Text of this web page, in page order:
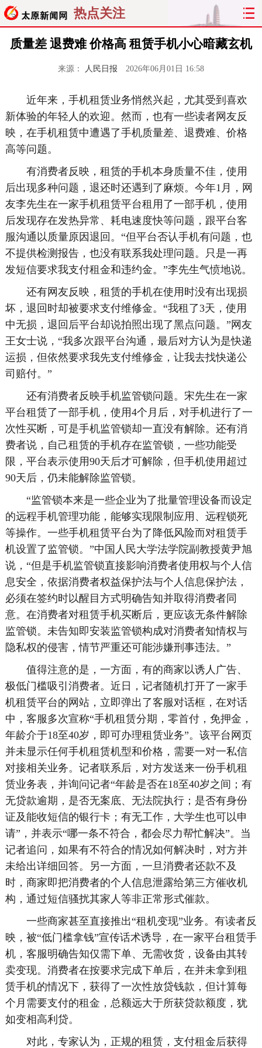
热点关注
质量差 退费难 价格高 租赁手机小心暗藏玄机
来源： 人民日报 2026年06月01日 16:58
近年来，手机租赁业务悄然兴起，尤其受到喜欢
新体验的年轻人的欢迎。然而，也有一些读者网友反
映，在手机租赁中遭遇了手机质量差、退费难、价格
高等问题。
有消费者反映，租赁的手机本身质量不佳，使用
后出现多种问题，退还时还遇到了麻烦。今年1月，网
友李先生在一家手机租赁平台租用了一部手机，使用
后发现存在发热异常、耗电速度快等问题，跟平台客
服沟通以质量原因退回。“但平台否认手机有问题，也
不提供检测报告，也没有联系我处理问题。只是一再
发短信要求我支付租金和违约金。”李先生气愤地说。
还有网友反映，租赁的手机在使用时没有出现损
坏，退回时却被要求支付维修金。“我租了3天，使用
中无损，退回后平台却说拍照出现了黑点问题。”网友
王女士说，“我多次跟平台沟通，最后对方认为是快递
运损，但依然要求我先支付维修金，让我去找快递公
司赔付。”
还有消费者反映手机监管锁问题。宋先生在一家
平台租赁了一部手机，使用4个月后，对手机进行了一
次性买断，可是手机监管锁却一直没有解除。还有消
费者说，自己租赁的手机存在监管锁，一些功能受
限，平台表示使用90天后才可解除，但手机使用超过
90天后，仍未能解除监管锁。
“监管锁本来是一些企业为了批量管理设备而设定
的远程手机管理功能，能够实现限制应用、远程锁死
等操作。一些手机租赁平台为了降低风险而对租赁手
机设置了监管锁。”中国人民大学法学院副教授黄尹旭
说，“但是手机监管锁直接影响消费者使用权与个人信
息安全，依据消费者权益保护法与个人信息保护法，
必须在签约时以醒目方式明确告知并取得消费者同
意。在消费者对租赁手机买断后，更应该无条件解除
监管锁。未告知即安装监管锁构成对消费者知情权与
隐私权的侵害，情节严重还可能涉嫌刑事违法。”
值得注意的是，一方面，有的商家以诱人广告、
极低门槛吸引消费者。近日，记者随机打开了一家手
机租赁平台的网站，立即弹出了客服对话框，在对话
中，客服多次宣称“手机租赁分期，零首付，免押金，
年龄介于18至40岁，即可办理租赁业务”。该平台网页
并未显示任何手机租赁机型和价格，需要一对一私信
对接相关业务。记者联系后，对方发送来一份手机租
赁业务表，并询问记者“年龄是否在18至40岁之间；有
无贷款逾期，是否无案底、无法院执行；是否有身份
证及能收短信的银行卡；有无工作，大学生也可以申
请”，并表示“哪一条不符合，都会尽力帮忙解决”。当
记者追问，如果有不符合的情况如何解决时，对方并
未给出详细回答。另一方面，一旦消费者还款不及
时，商家即把消费者的个人信息泄露给第三方催收机
构，通过短信骚扰其家人等非正常形式催款。
一些商家甚至直接推出“租机变现”业务。有读者反
映，被“低门槛拿钱”宣传话术诱导，在一家平台租赁手
机，客服明确告知仅需下单、无需收货，设备由其转
卖变现。消费者在按要求完成下单后，在并未拿到租
赁手机的情况下，获得了一次性放贷钱款，但计算每
个月需要支付的租金，总额远大于所获贷款额度，犹
如变相高利贷。
对此，专家认为，正规的租赁，支付租金后获得